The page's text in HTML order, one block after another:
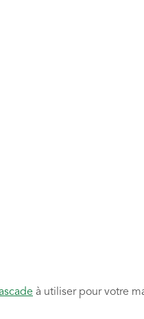
à utiliser pour votre